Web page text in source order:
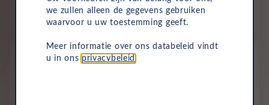
p/m. incl. btw o.b.v 72 mnd en 5,000 km/j
Occasion
we zullen alleen de gegevens gebruiken
waarvoor u uw toestemming geeft.
Meer informatie over ons databeleid vindt
u in ons privacybeleid